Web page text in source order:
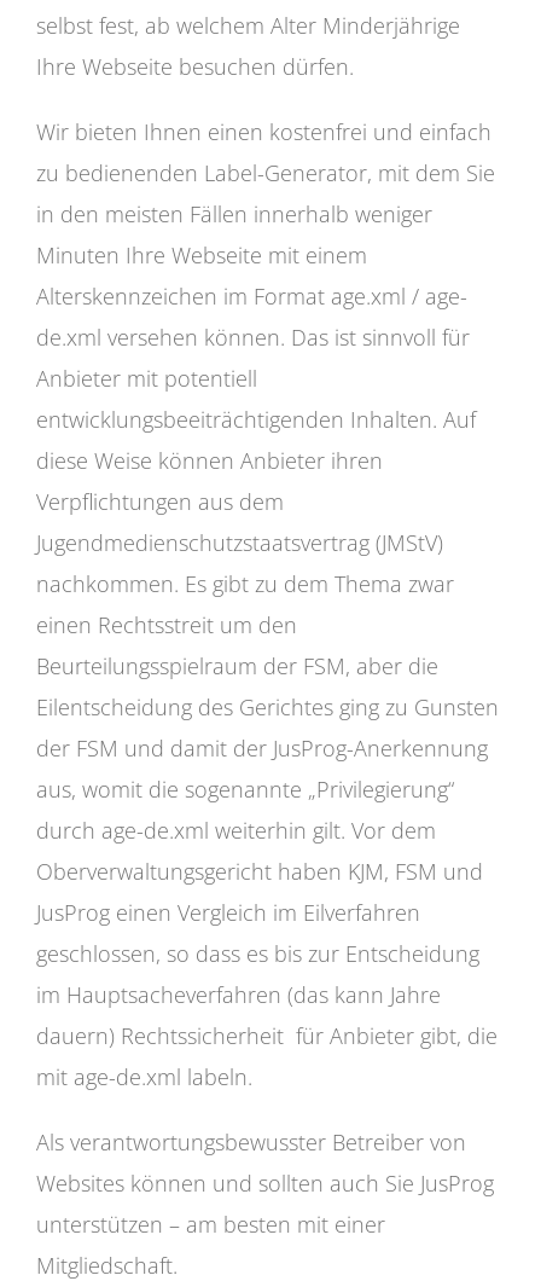
selbst fest, ab welchem Alter Minderjährige
Ihre Webseite besuchen dürfen.
Wir bieten Ihnen einen kostenfrei und einfach
zu bedienenden Label-Generator, mit dem Sie
in den meisten Fällen innerhalb weniger
Minuten Ihre Webseite mit einem
Alterskennzeichen im Format age.xml / age-
de.xml versehen können. Das ist sinnvoll für
Anbieter mit potentiell
entwicklungsbeeiträchtigenden Inhalten. Auf
diese Weise können Anbieter ihren
Verpflichtungen aus dem
Jugendmedienschutzstaatsvertrag (JMStV)
nachkommen. Es gibt zu dem Thema zwar
einen Rechtsstreit um den
Beurteilungsspielraum der FSM, aber die
Eilentscheidung des Gerichtes ging zu Gunsten
der FSM und damit der JusProg-Anerkennung
aus, womit die sogenannte „Privilegierung“
durch age-de.xml weiterhin gilt. Vor dem
Oberverwaltungsgericht haben KJM, FSM und
JusProg einen Vergleich im Eilverfahren
geschlossen, so dass es bis zur Entscheidung
im Hauptsacheverfahren (das kann Jahre
dauern) Rechtssicherheit für Anbieter gibt, die
mit age-de.xml labeln.
Als verantwortungsbewusster Betreiber von
Websites können und sollten auch Sie JusProg
unterstützen – am besten mit einer
Mitgliedschaft.